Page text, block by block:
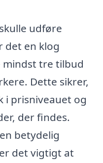
udføre
det en klog
tre tilbud
Dette sikrer,
i prisniveauet og
der findes.
betydelig
det vigtigt at